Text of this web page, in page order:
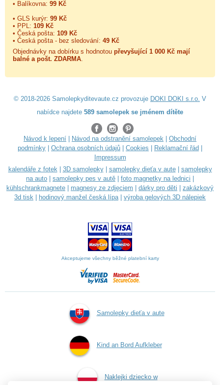
• Balíkovna: 99 Kč
• GLS kurýr: 99 Kč
• PPL: 109 Kč
• Česká pošta: 109 Kč
• Česká pošta - bez sledování: 49 Kč
Objednávky na dobírku s hodnotou převyšující 1 000 Kč mají
balné a pošt. ZDARMA.
© 2018-2026 Samolepkyditevaute.cz provozuje DOKI DOKI s.r.o. V
nabídce najdete 589 samolepek se jménem dítěte
Návod k lepení Návod na odstranění samolepek
Obchodní
podmínky
Ochrana osobních údajů Cookies Reklamační řád
Impressum
kalendáře z fotek| 3D samolepky| samolepky dieťa v aute| samolepky
na auto
samolepky pes v autě foto magnetky na lednici
kühlschrankmagnete
magnesy ze zdjęciem dárky pro děti
zakázkový
3d tisk
hodinový manžel česká lípa| výroba gelových 3D nálepiek
Akceptujeme všechny běžné platební karty
Samolepky dieťa v aute
Kind an Bord Aufkleber
Naklejki dziecko w